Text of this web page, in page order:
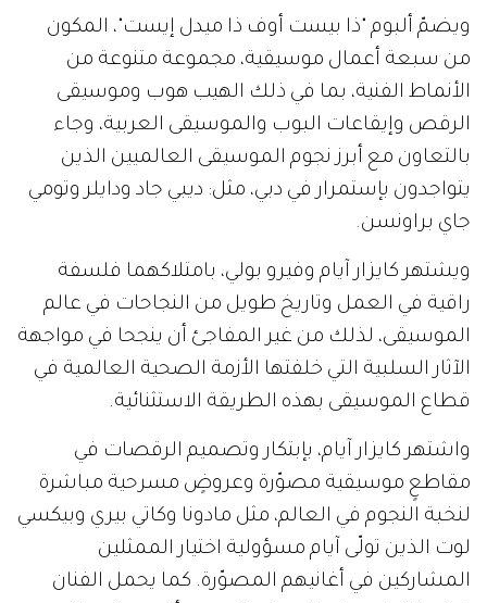
ويضمّ ألبوم "ذا بيست أوف ذا ميدل إيست"، المكون
من سبعة أعمال موسيقية، مجموعة متنوعة من
الأنماط الفنية، بما في ذلك الهيب هوب وموسيقى
الرقص وإيقاعات البوب والموسيقى العربية، وجاء
بالتعاون مع أبرز نجوم الموسيقى العالميين الذين
يتواجدون بإستمرار في دبي، مثل: ديبي جاد ودايلر وتومي
جاي براونسن.
ويشتهر كايزار آيام وفيرو بولي، بامتلاكهما فلسفة
راقية في العمل وتاريخ طويل من النجاحات في عالم
الموسيقى، لذلك من غير المفاجئ أن ينجحا في مواجهة
الآثار السلبية التي خلفتها الأزمة الصحية العالمية في
قطاع الموسيقى بهذه الطريقة الاستثنائية.
واشتهر كايزار آيام، بإبتكار وتصميم الرقصات في
مقاطعٍ موسيقية مصوّرة وعروضٍ مسرحية مباشرة
لنخبة النجوم في العالم، مثل مادونا وكاتي بيري وبيكسي
لوت الذين تولّى آيام مسؤولية اختيار الممثلين
المشاركين في أغانيهم المصوّرة. كما يحمل الفنان